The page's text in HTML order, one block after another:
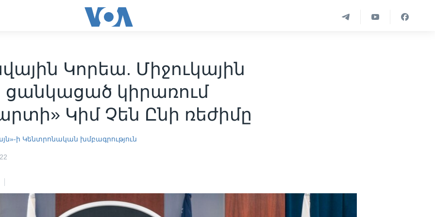
Կորեա. Միջուկային
ցանկացած կիրառում
Կիմ Չեն Ընի ռեժիմը
ի Կենտրոնական խմբագրություն